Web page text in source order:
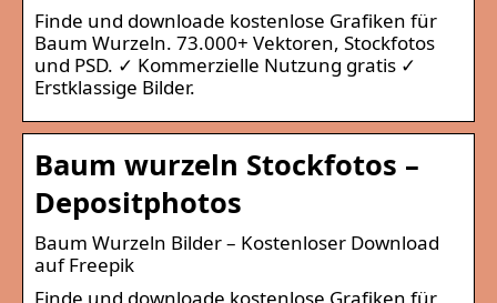
Finde und downloade kostenlose Grafiken für
Baum Wurzeln. 73.000+ Vektoren, Stockfotos
und PSD. ✓ Kommerzielle Nutzung gratis ✓
Erstklassige Bilder.
Baum wurzeln Stockfotos –
Depositphotos
Baum Wurzeln Bilder – Kostenloser Download
auf Freepik
Finde und downloade kostenlose Grafiken für